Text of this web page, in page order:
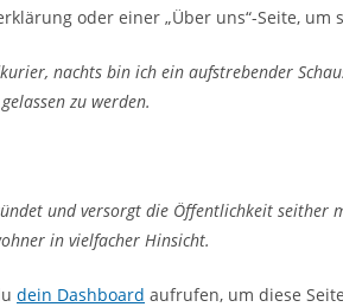
oder einer „Über uns“-Seite,
nachts bin ich ein aufstrebender
zu werden.
und versorgt die Öffentlichkeit
in vielfacher Hinsicht.
dein Dashboard aufrufen, um diese